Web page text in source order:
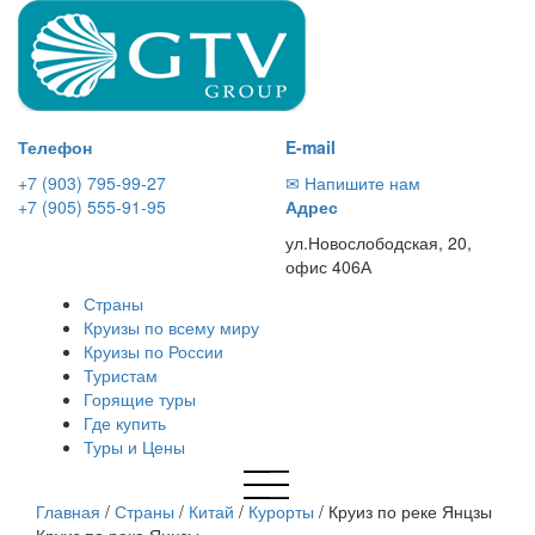
Телефон
+7 (903) 795-99-27
+7 (905) 555-91-95
E-mail
✉ Напишите нам
Адрес
ул.Новослободская, 20,
офис 406А
Страны
Круизы по всему миру
Круизы по России
Туристам
Горящие туры
Где купить
Туры и Цены
Главная / Страны / Китай / Курорты / Круиз по реке Янцзы